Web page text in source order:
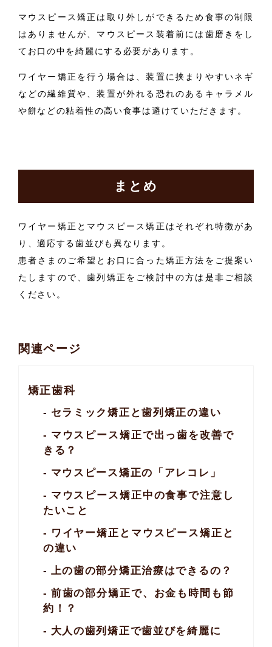
マウスピース矯正は取り外しができるため食事の制限
はありませんが、マウスピース装着前には歯磨きをし
てお口の中を綺麗にする必要があります。
ワイヤー矯正を行う場合は、装置に挟まりやすいネギ
などの繊維質や、装置が外れる恐れのあるキャラメル
や餅などの粘着性の高い食事は避けていただきます。
まとめ
ワイヤー矯正とマウスピース矯正はそれぞれ特徴があ
り、適応する歯並びも異なります。
患者さまのご希望とお口に合った矯正方法をご提案い
たしますので、歯列矯正をご検討中の方は是非ご相談
ください。
関連ページ
矯正歯科
セラミック矯正と歯列矯正の違い
マウスピース矯正で出っ歯を改善で
きる？
マウスピース矯正の「アレコレ」
マウスピース矯正中の食事で注意し
たいこと
ワイヤー矯正とマウスピース矯正と
の違い
上の歯の部分矯正治療はできるの？
前歯の部分矯正で、お金も時間も節
約！？
大人の歯列矯正で歯並びを綺麗に